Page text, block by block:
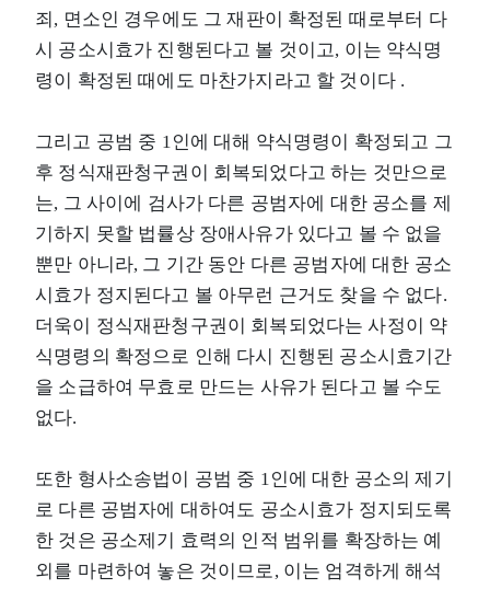
죄, 면소인 경우에도 그 재판이 확정된 때로부터 다
시 공소시효가 진행된다고 볼 것이고, 이는 약식명
령이 확정된 때에도 마찬가지라고 할 것이다 .
그리고 공범 중 1인에 대해 약식명령이 확정되고 그
후 정식재판청구권이 회복되었다고 하는 것만으로
는, 그 사이에 검사가 다른 공범자에 대한 공소를 제
기하지 못할 법률상 장애사유가 있다고 볼 수 없을
뿐만 아니라, 그 기간 동안 다른 공범자에 대한 공소
시효가 정지된다고 볼 아무런 근거도 찾을 수 없다.
더욱이 정식재판청구권이 회복되었다는 사정이 약
식명령의 확정으로 인해 다시 진행된 공소시효기간
을 소급하여 무효로 만드는 사유가 된다고 볼 수도
없다.
또한 형사소송법이 공범 중 1인에 대한 공소의 제기
로 다른 공범자에 대하여도 공소시효가 정지되도록
한 것은 공소제기 효력의 인적 범위를 확장하는 예
외를 마련하여 놓은 것이므로, 이는 엄격하게 해석